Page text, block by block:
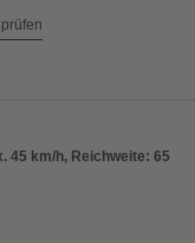
45 km/h, Reichweite: 65